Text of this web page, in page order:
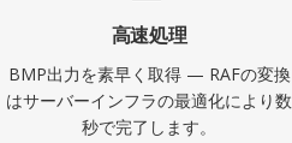
高速処理
BMP出力を素早く取得 — RAFの変換
はサーバーインフラの最適化により数
秒で完了します。